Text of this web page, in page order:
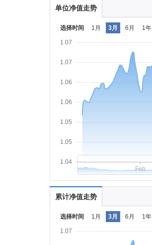
单位净值走势
选择时间 1月 3月 6月 1年
1.04
1.05
1.05
1.06
1.06
1.07
1.07
Feb
累计净值走势
选择时间 1月 3月 6月 1年
1.07